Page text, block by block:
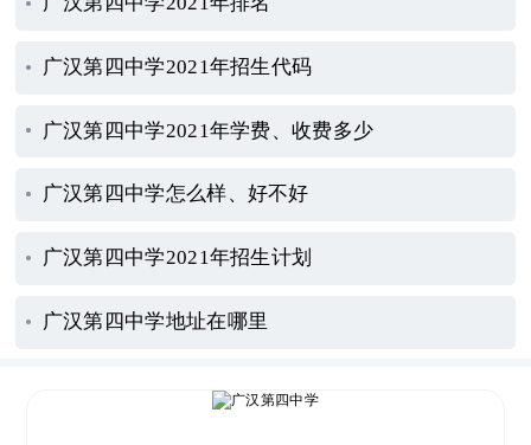
广汉第四中学2021年招生代码
广汉第四中学2021年学费、收费多少
广汉第四中学怎么样、好不好
广汉第四中学2021年招生计划
广汉第四中学地址在哪里